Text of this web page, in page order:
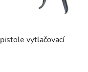
pistole vytlačovací